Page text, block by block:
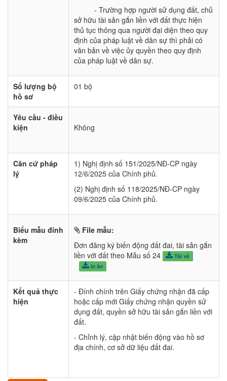
- Trường hợp người sử dụng đất, chủ
sở hữu tài sản gắn liền với đất thực hiện
thủ tục thông qua người đại diện theo quy
định của pháp luật về dân sự thì phải có
văn bản về việc ủy quyền theo quy định
của pháp luật về dân sự.
Số lượng bộ
hồ sơ
01 bộ
Yêu cầu - điều
kiện
Không
Căn cứ pháp
lý
1) Nghị định số 151/2025/NĐ-CP ngày
12/6/2025 của Chính phủ.
(2) Nghị định số 118/2025/NĐ-CP ngày
09/6/2025 của Chính phủ.
Biểu mẫu đính
kèm
File mẫu:
Đơn đăng ký biến động đất đai, tài sản gắn
liền với đất theo Mẫu số 24
Tải về
In ấn
Kết quả thực
hiện
- Đính chính trên Giấy chứng nhận đã cấp
hoặc cấp mới Giấy chứng nhận quyền sử
dụng đất, quyền sở hữu tài sản gắn liền với
đất.
- Chỉnh lý, cập nhật biến động vào hồ sơ
địa chính, cơ sở dữ liệu đất đai.